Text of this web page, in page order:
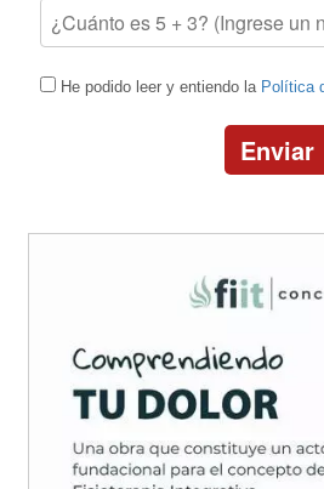
He podido leer y entiendo la Política
Enviar